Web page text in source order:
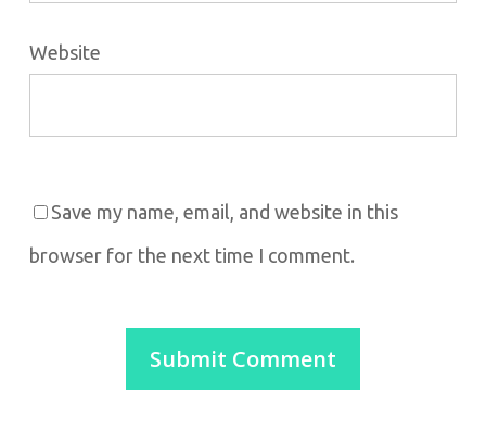
Website
Save my name, email, and website in this
browser for the next time I comment.